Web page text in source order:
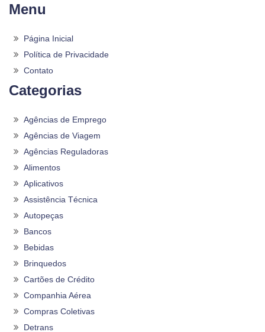
Menu
Página Inicial
Política de Privacidade
Contato
Categorias
Agências de Emprego
Agências de Viagem
Agências Reguladoras
Alimentos
Aplicativos
Assistência Técnica
Autopeças
Bancos
Bebidas
Brinquedos
Cartões de Crédito
Companhia Aérea
Compras Coletivas
Detrans